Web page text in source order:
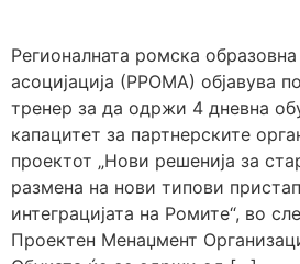
Регионалната ромска
асоцијација (РРОМА) објавува
тренер за да одржи 4 дневна
капацитет за партнерските
проектот „Нови решенија за
размена на нови типови
интеграцијата на Ромите“, во
Проектен Менаџмент